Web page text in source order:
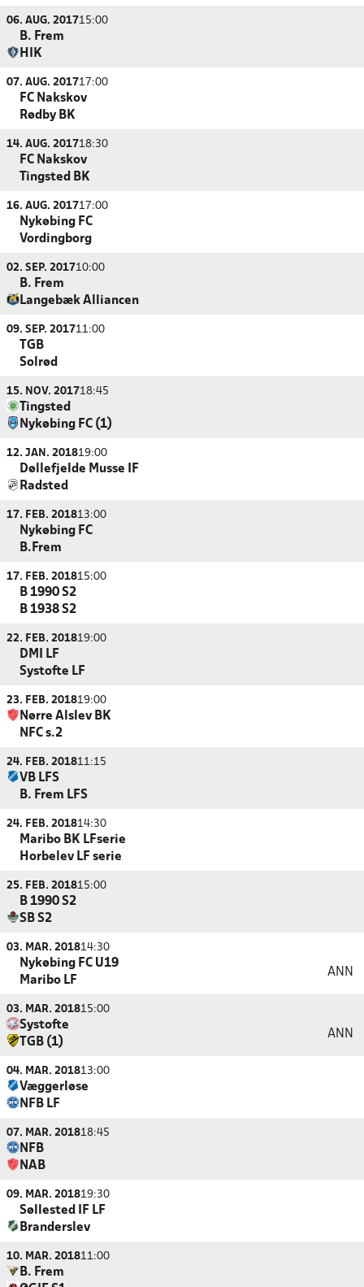
06. AUG. 201715:00
B. Frem
HIK
07. AUG. 201717:00
FC Nakskov
Rødby BK
14. AUG. 201718:30
FC Nakskov
Tingsted BK
16. AUG. 201717:00
Nykøbing FC
Vordingborg
02. SEP. 201710:00
B. Frem
Langebæk Alliancen
09. SEP. 201711:00
TGB
Solrød
15. NOV. 201718:45
Tingsted
Nykøbing FC (1)
12. JAN. 201819:00
Døllefjelde Musse IF
Radsted
17. FEB. 201813:00
Nykøbing FC
B.Frem
17. FEB. 201815:00
B 1990 S2
B 1938 S2
22. FEB. 201819:00
DMI LF
Systofte LF
23. FEB. 201819:00
Nørre Alslev BK
NFC s.2
24. FEB. 201811:15
VB LFS
B. Frem LFS
24. FEB. 201814:30
Maribo BK LFserie
Horbelev LF serie
25. FEB. 201815:00
B 1990 S2
SB S2
03. MAR. 201814:30
Nykøbing FC U19
Maribo LF
ANN
03. MAR. 201815:00
Systofte
TGB (1)
ANN
04. MAR. 201813:00
Væggerløse
NFB LF
07. MAR. 201818:45
NFB
NAB
09. MAR. 201819:30
Søllested IF LF
Branderslev
10. MAR. 201811:00
B. Frem